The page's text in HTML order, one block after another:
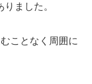
ました。
ことなく周囲に